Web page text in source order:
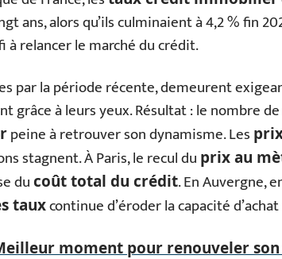
ans, alors qu’ils culminaient à 4,2 % fin
à relancer le marché du crédit.
par la période récente, demeurent
grâce à leurs yeux. Résultat : le nombre
peine à retrouver son dynamisme. Les
stagnent. À Paris, le recul du prix au
ducoût total du crédit. En Auvergne,
tauxcontinue d’éroder la capacité
moment pour renouveler